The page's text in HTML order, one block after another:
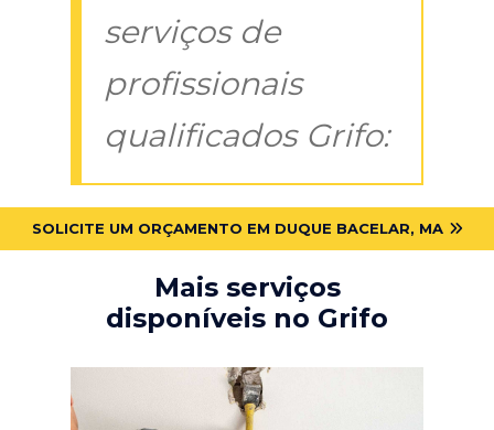
serviços de
profissionais
qualificados Grifo:
SOLICITE UM ORÇAMENTO EM DUQUE BACELAR, MA
Mais serviços
disponíveis no Grifo